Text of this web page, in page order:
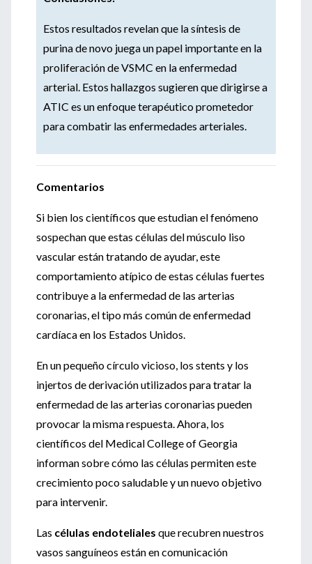
Estos resultados revelan que la síntesis de
purina de novo juega un papel importante en la
proliferación de VSMC en la enfermedad
arterial. Estos hallazgos sugieren que dirigirse a
ATIC es un enfoque terapéutico prometedor
para combatir las enfermedades arteriales.
Comentarios
Si bien los científicos que estudian el fenómeno
sospechan que estas células del músculo liso
vascular están tratando de ayudar, este
comportamiento atípico de estas células fuertes
contribuye a la enfermedad de las arterias
coronarias, el tipo más común de enfermedad
cardíaca en los Estados Unidos.
En un pequeño círculo vicioso, los stents y los
injertos de derivación utilizados para tratar la
enfermedad de las arterias coronarias pueden
provocar la misma respuesta. Ahora, los
científicos del Medical College of Georgia
informan sobre cómo las células permiten este
crecimiento poco saludable y un nuevo objetivo
para intervenir.
Las células endoteliales que recubren nuestros
vasos sanguíneos están en comunicación